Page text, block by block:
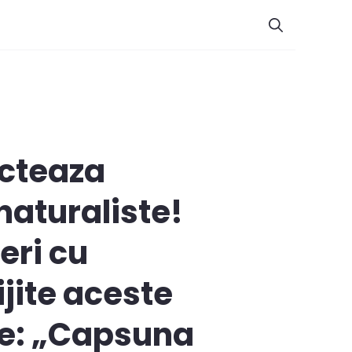
cu
aceste
„Capsuna